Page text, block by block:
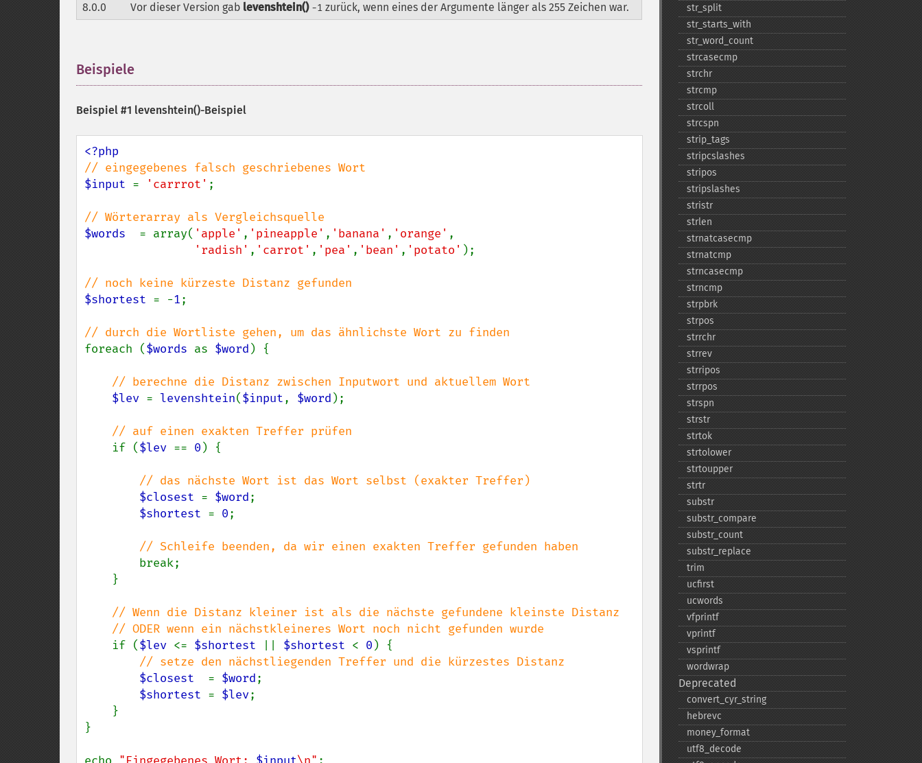
8.0.0
Vor dieser Version gab levenshtein() -1 zurück, wenn eines der Argumente länger als 255 Zeichen war.
Beispiele
Beispiel #1 levenshtein()-Beispiel
$input = 'carrrot' ;
$words = array( 'apple' , 'pineapple' , 'banana' , 'orange' ,
'radish' , 'carrot' , 'pea' , 'bean' , 'potato' );
$shortest = -1;
foreach ($words as $word ) {
// berechne die Distanz zwischen Inputwort und aktuellem Wort
$lev = levenshtein($input, $word );
// auf einen exakten Treffer prüfen
if ($lev == 0 ) {
// das nächste Wort ist das Wort selbst (exakter Treffer)
$closest = $word;
$shortest = 0;
// Schleife beenden, da wir einen exakten Treffer gefunden haben
break;
// Wenn die Distanz kleiner ist als die nächste gefundene kleinste Distanz
if ($lev <= $shortest $shortest < 0 ) {
// setze den nächstliegenden Treffer und die kürzestes Distanz
$closest = $word;
$shortest = $lev;
}
str_​split
str_​starts_​with
str_​word_​count
strcasecmp
strchr
strcmp
strcoll
strcspn
strip_​tags
stripcslashes
stripos
stripslashes
stristr
strlen
strnatcasecmp
strnatcmp
strncasecmp
strncmp
strpbrk
strpos
strrchr
strrev
strripos
strrpos
strspn
strstr
strtok
strtolower
strtoupper
strtr
substr
substr_​compare
substr_​count
substr_​replace
trim
ucfirst
ucwords
vfprintf
vprintf
vsprintf
wordwrap
Deprecated
convert_​cyr_​string
hebrevc
money_​format
utf8_​decode